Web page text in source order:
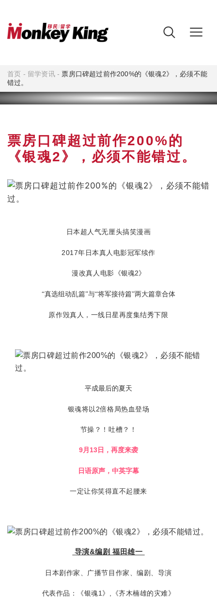
首页 - 留学资讯-票房口碑超过前作200%的《银魂2》，必须不能
错过。
票房口碑超过前作200%的
《银魂2》，必须不能错过。
日本超人气无厘头搞笑漫画
2017年日本真人电影冠军续作
漫改真人电影 《银魂2》
“真选组动乱篇”与“将军接待篇”两大篇章合体
原作毁真人，一线日星再度集结秀下限
平成最后的夏天
银魂将以2倍格局热血登场
节操？！吐槽？！
9月13日，再度来袭
日语原声，中英字幕
一定让你笑得直不起腰来
导演&编剧 福田雄一
日本剧作家、广播节目作家、编剧、导演
代表作品：《银魂1》,《齐木楠雄的灾难》